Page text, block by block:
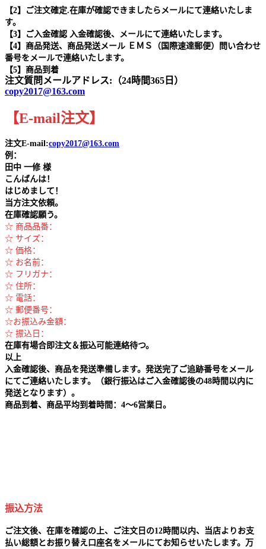
【2】ご注文確定.在庫が確認できましたらメールにて連絡いたしま
す。
【3】ご入金確認 入金確認後、メールにて連絡いたします。
【4】商品発送、商品発送メール ＥＭＳ（国際速達郵便）問い合わせ
番号をメールで連絡いたします。
【5】商品到着
注文質問メールアドレス:（24時間365日）
copy2017@163.com
【E-mail注文】
注文E-mail:copy2017@163.com
例：
田中 一修 様
こんばんは！
はじめまして！
当方注文依頼。
在庫確認願う。
☆ 商品品番：
☆ サイズ：
☆ 価格：
☆ お名前：
☆ フリガナ：
☆ 住所：
☆ 電話：
☆ 郵便番号：
☆お振込み金額：
☆ 振込日：
在庫有場合即注文＆振込可能連絡待つ。
以上
入金確認後、商品を発送準備します。発送完了ご追跡番号をメール
にてご連絡いたします。（銀行振込はご入金確認後の48時間以内に
発送となります）。
商品到着、商品平均到着時間：4～6営業日。
振込方法
ご注文後、在庫を確認の上、ご注文日の12時間以内、当店よりお支
払い総額とお振り替え口座名をメールにてお知らせいたします。万